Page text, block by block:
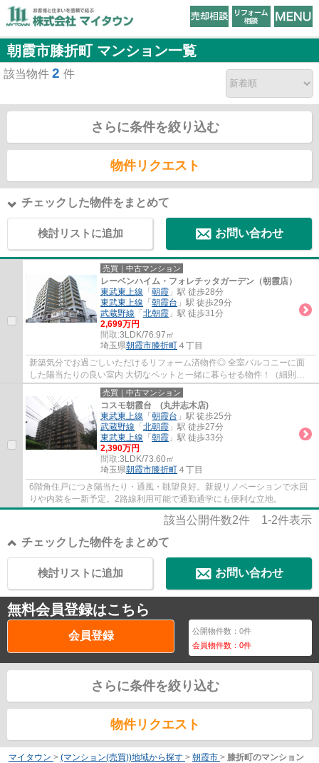
朝霞市膝折町 マンション一覧
該当物件 2 件
さらに条件を絞り込む
物件リクエスト
チェックした物件をまとめて
検討リストに追加 お問い合わせ
売買｜中古マンション
レーベンハイム・フォレチッタガーデン（朝霞店）
東武東上線 「 朝霞 」駅 徒歩28分
東武東上線 「 朝霞台 」駅 徒歩29分
武蔵野線 「 北朝霞 」駅 徒歩31分
2,699万円
間取:3LDK/76.97㎡
埼玉県朝霞市膝折町 ４丁目
新築気分でお過ごしいただけるリフォーム済物件◎ 全室バルコニーに面
した陽当たりの良い室内 大切なペットと一緒に暮らせる物件！（細則
有）
売買｜中古マンション
コスモ朝霞台 (丸井志木店)
東武東上線 「 朝霞台 」駅 徒歩25分
武蔵野線 「 北朝霞 」駅 徒歩27分
東武東上線 「 朝霞 」駅 徒歩33分
2,390万円
間取:3LDK/73.60㎡
埼玉県朝霞市膝折町 ４丁目
6階角住戸につき陽当たり・通風・眺望良好。新規リノベーションで水回
りや内装を一新予定。2路線利用可能で通勤通学にも便利な立地。
該当公開件数2件 1-2件表示
チェックした物件をまとめて
お問い合わせ
検討リストに追加
無料会員登録はこちら
会員登録 公開物件数：0件
会員物件数：0件
さらに条件を絞り込む
物件リクエスト
マイタウン > (マンション(売買))地域から探す > 朝霞市 > 膝折町のマンション